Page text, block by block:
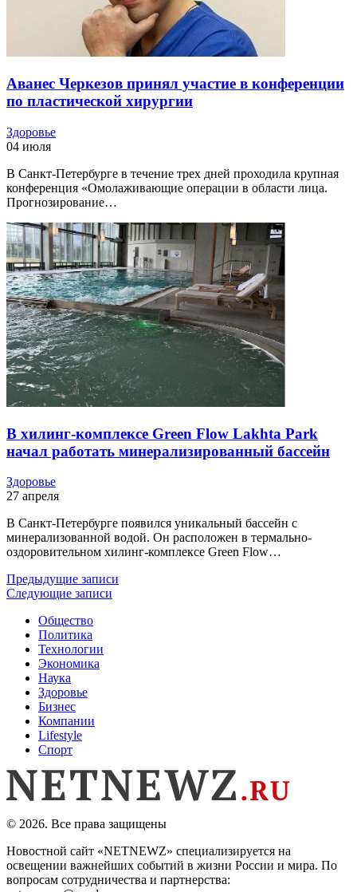
Аванес Черкезов принял участие в конференции
по пластической хирургии
Здоровье
04 июля
В Санкт-Петербурге в течение трех дней проходила крупная
конференция «Омолаживающие операции в области лица.
Прогнозирование…
В хилинг-комплексе Green Flow Lakhta Park
начал работать минерализированный бассейн
Здоровье
27 апреля
В Санкт-Петербурге появился уникальный бассейн с
минерализованной водой. Он расположен в термально-
оздоровительном хилинг-комплексе Green Flow…
Навигация
по
записям
Предыдущие записи
Следующие записи
Общество
Политика
Технологии
Экономика
Наука
Здоровье
Бизнес
Компании
Lifestyle
Спорт
© 2026. Все права защищены
Новостной сайт «NETNEWZ» специализируется на
освещении важнейших событий в жизни России и мира. По
вопросам сотрудничества и партнерства: